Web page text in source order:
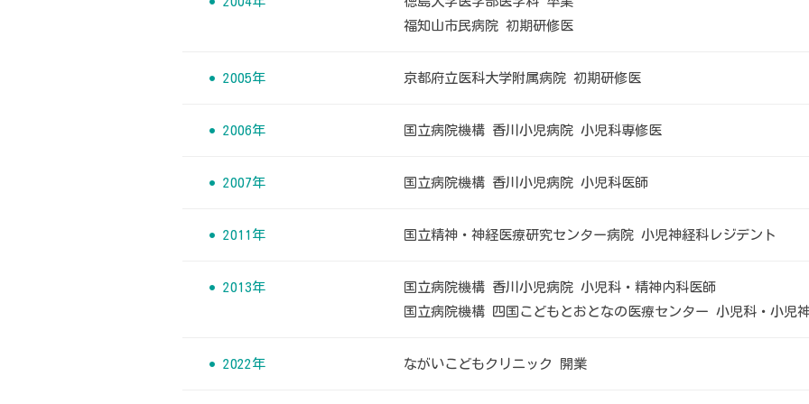
福知山市民病院 初期研修医
2005年 京都府立医科大学附属病院 初期研修医
2006年 国立病院機構 香川小児病院 小児科専修医
2007年 国立病院機構 香川小児病院 小児科医師
2011年 国立精神・神経医療研究センター病院 小児神経科レジデント
2013年
国立病院機構 香川小児病院 小児科・精神内科医師
国立病院機構 四国こどもとおとなの医療センター 小児科・小児
2022年 ながいこどもクリニック 開業